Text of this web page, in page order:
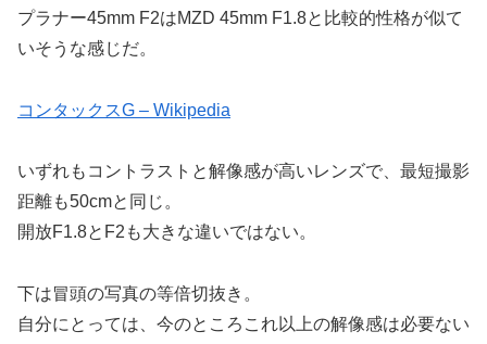
プラナー45mm F2はMZD 45mm F1.8と比較的性格が似て
いそうな感じだ。
コンタックスG – Wikipedia
いずれもコントラストと解像感が高いレンズで、最短撮影
距離も50cmと同じ。
開放F1.8とF2も大きな違いではない。
下は冒頭の写真の等倍切抜き。
自分にとっては、今のところこれ以上の解像感は必要ない